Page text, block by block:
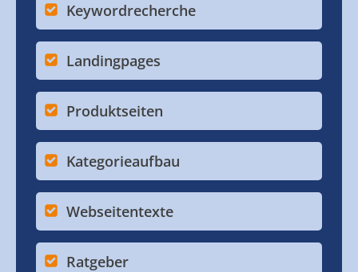
Keywordrecherche
Landingpages
Produktseiten
Kategorieaufbau
Webseitentexte
Ratgeber